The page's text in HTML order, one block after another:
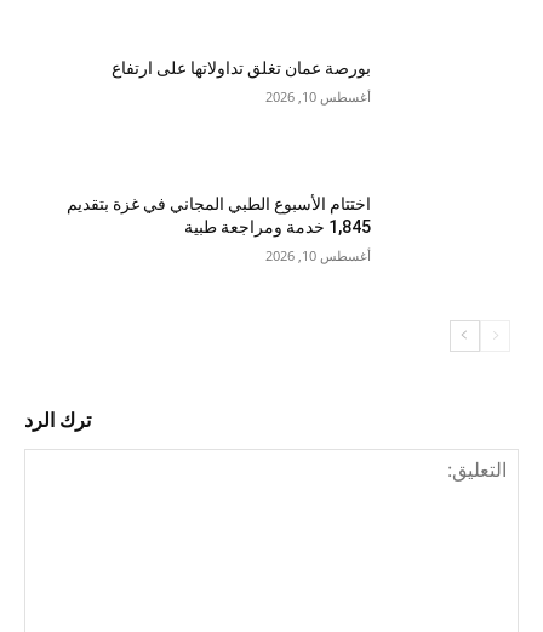
بورصة عمان تغلق تداولاتها على ارتفاع
أغسطس 10, 2026
اختتام الأسبوع الطبي المجاني في غزة بتقديم
1,845 خدمة ومراجعة طبية
أغسطس 10, 2026
ترك الرد